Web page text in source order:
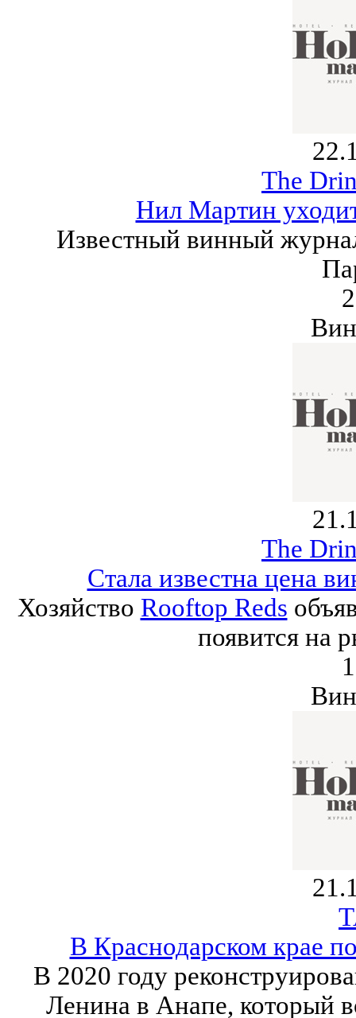
The
Нил Мартин
Известный винный
The
Стала известна цена
Хозяйство Rooftop Reds
появится на
В Краснодарском крае
В 2020 году
Ленина в Анапе, который